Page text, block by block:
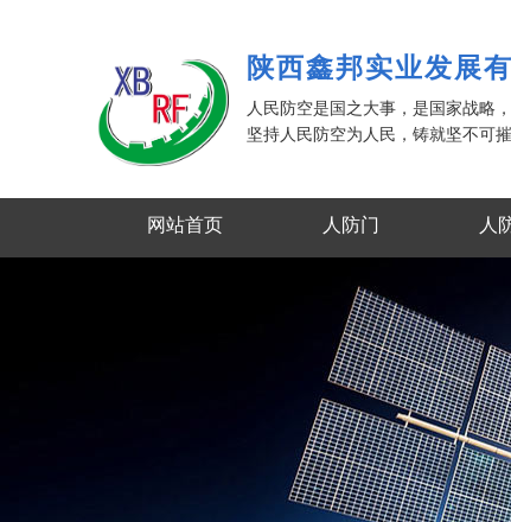
陕西鑫邦实业发展
人民防空是国之大事，是国家战略
坚持人民防空为人民，铸就坚不可
网站首页 人防门 人